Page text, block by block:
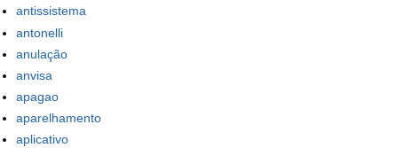
antissistema
antonelli
anulação
anvisa
apagao
aparelhamento
aplicativo